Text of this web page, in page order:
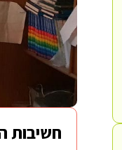
חשיבות